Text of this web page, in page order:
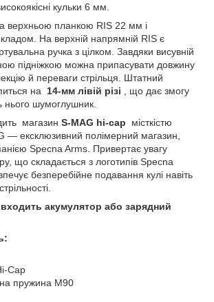
кульки 6 мм.
верхньою планкою RIS 22 мм і
На верхній напрямній RIS є
ручка з цілком. Завдяки висувній
підніжкою можна припасувати довжину
й переваги стрільця. Штатний
на 14-мм лівій різі , що дає змогу
нього шумоглушник.
магазин S-MAG hi-cap
місткістю
— ексклюзивний полімерний магазин,
Specna Arms. Привертає увагу
що складається з логотипів Specna
безперебійне подавання кулі навіть
акумулятор або зарядний
Cap
пружина M90